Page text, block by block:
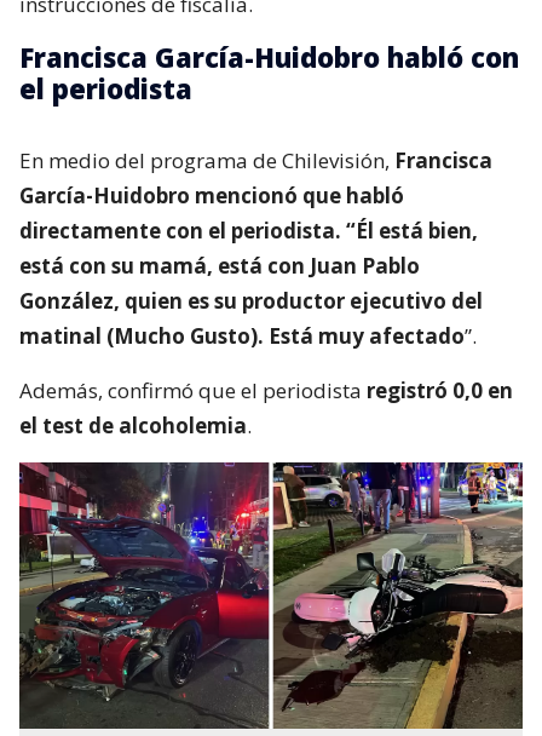
Francisca García-Huidobro habló con
el periodista
En medio del programa de Chilevisión, Francisca
García-Huidobro mencionó que habló
directamente con el periodista. “Él está bien,
está con su mamá, está con Juan Pablo
González, quien es su productor ejecutivo del
matinal (Mucho Gusto). Está muy afectado”.
Además, confirmó que el periodista registró 0,0 en
el test de alcoholemia.